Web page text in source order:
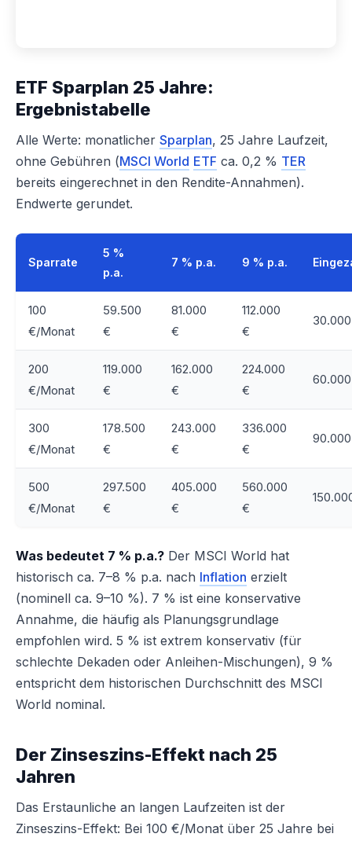
ETF Sparplan 25 Jahre:
Ergebnistabelle
Alle Werte: monatlicher Sparplan, 25 Jahre Laufzeit,
ohne Gebühren (MSCI World ETF ca. 0,2 % TER
bereits eingerechnet in den Rendite-Annahmen).
Endwerte gerundet.
Sparrate
5 %
p.a.
7 % p.a. 9 % p.a.
100
€/Monat
59.500
€
81.000
€
112.000
€
200
€/Monat
119.000
€
162.000
€
224.000
€
300
€/Monat
178.500
€
243.000
€
336.000
€
500
€/Monat
297.500
€
405.000
€
560.000
€
Was bedeutet 7 % p.a.? Der MSCI World hat
historisch ca. 7–8 % p.a. nach Inflation erzielt
(nominell ca. 9–10 %). 7 % ist eine konservative
Annahme, die häufig als Planungsgrundlage
empfohlen wird. 5 % ist extrem konservativ (für
schlechte Dekaden oder Anleihen-Mischungen), 9 %
entspricht dem historischen Durchschnitt des MSCI
World nominal.
Der Zinseszins-Effekt nach 25
Jahren
Das Erstaunliche an langen Laufzeiten ist der
Zinseszins-Effekt: Bei 100 €/Monat über 25 Jahre bei